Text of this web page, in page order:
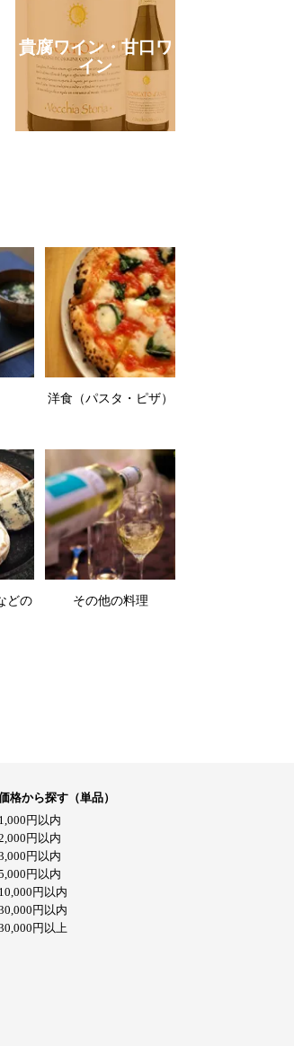
貴腐ワイン・甘口ワ
イン
洋食（パスタ・ピザ）
どの
その他の料理
格から探す（単品）
1,000円以内
円以内
円以内
円以内
10,000円以内
円以内
円以上